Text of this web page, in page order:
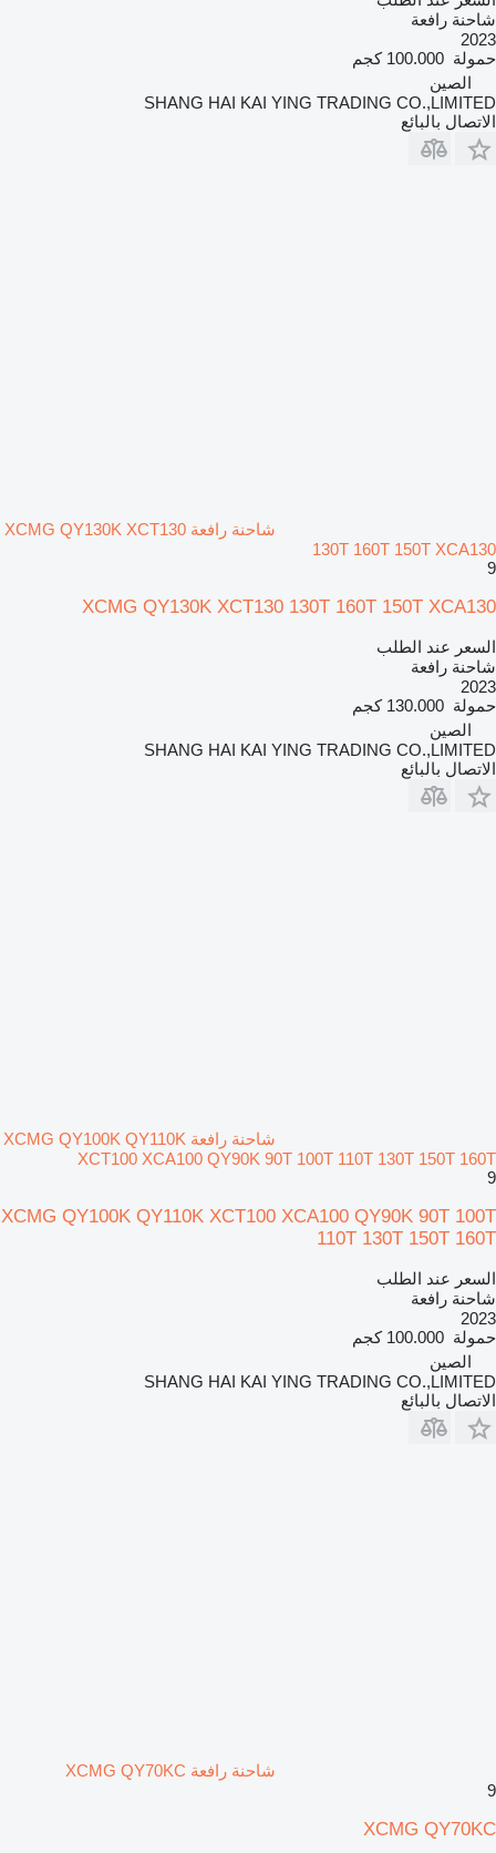
شاحنة رافعة
2023
حمولة 100.000 كجم
الصين
SHANG HAI KAI YING TRADING CO.,LIMITED
الاتصال بالبائع
شاحنة رافعة XCMG QY130K XCT130
130T 160T 150T XCA130
9
XCMG QY130K XCT130 130T 160T 150T XCA130
السعر عند الطلب
شاحنة رافعة
2023
حمولة 130.000 كجم
الصين
SHANG HAI KAI YING TRADING CO.,LIMITED
الاتصال بالبائع
شاحنة رافعة XCMG QY100K QY110K
XCT100 XCA100 QY90K 90T 100T 110T 130T 150T 160T
9
XCMG QY100K QY110K XCT100 XCA100 QY90K 90T 100T
110T 130T 150T 160T
السعر عند الطلب
شاحنة رافعة
2023
حمولة 100.000 كجم
الصين
SHANG HAI KAI YING TRADING CO.,LIMITED
الاتصال بالبائع
شاحنة رافعة XCMG QY70KC
9
XCMG QY70KC